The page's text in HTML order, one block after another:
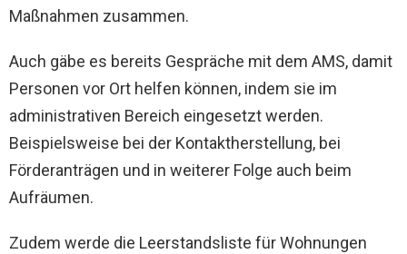
Maßnahmen zusammen.
Auch gäbe es bereits Gespräche mit dem AMS, damit
Personen vor Ort helfen können, indem sie im
administrativen Bereich eingesetzt werden.
Beispielsweise bei der Kontaktherstellung, bei
Förderanträgen und in weiterer Folge auch beim
Aufräumen.
Zudem werde die Leerstandsliste für Wohnungen